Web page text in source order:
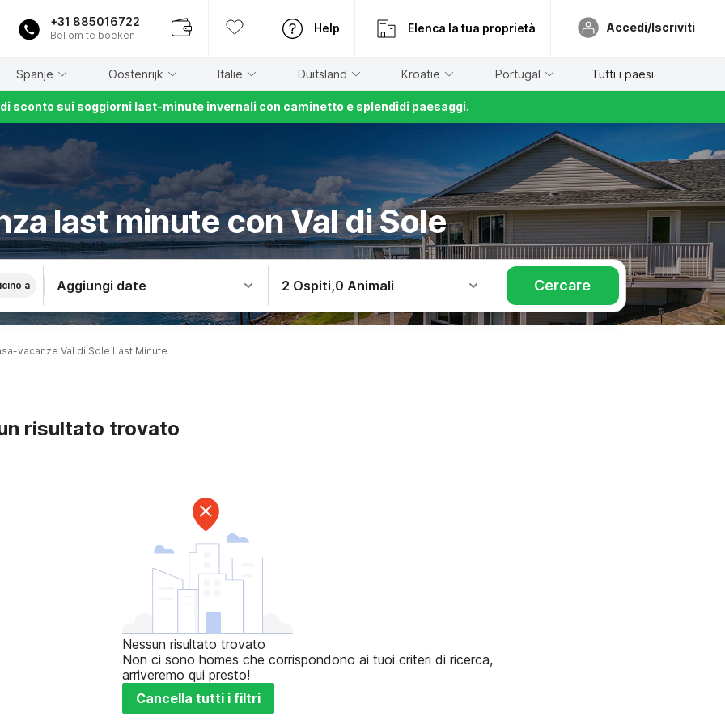
+31 885016722
Bel om te boeken
Help Elenca la tua proprietà Accedi/Iscriviti
Spanje Oostenrijk Italië Duitsland Kroatië Portugal Tutti i paesi
sconto sui soggiorni last-minute invernali con caminetto e splendidi paesaggi.
last minute con Val di Sole
a Aggiungi date 2 Ospiti,0 Animali Cercare
vacanze Val di Sole Last Minute
risultato trovato
Nessun risultato trovato
Non ci sono homes che corrispondono ai tuoi criteri di ricerca,
arriveremo qui presto!
Cancella tutti i filtri